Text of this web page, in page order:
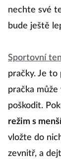
nechte své
bude ještě
Sportovní
pračky. Je to
pračka
poškodit.
režim s
vložte do
zevnitř, a